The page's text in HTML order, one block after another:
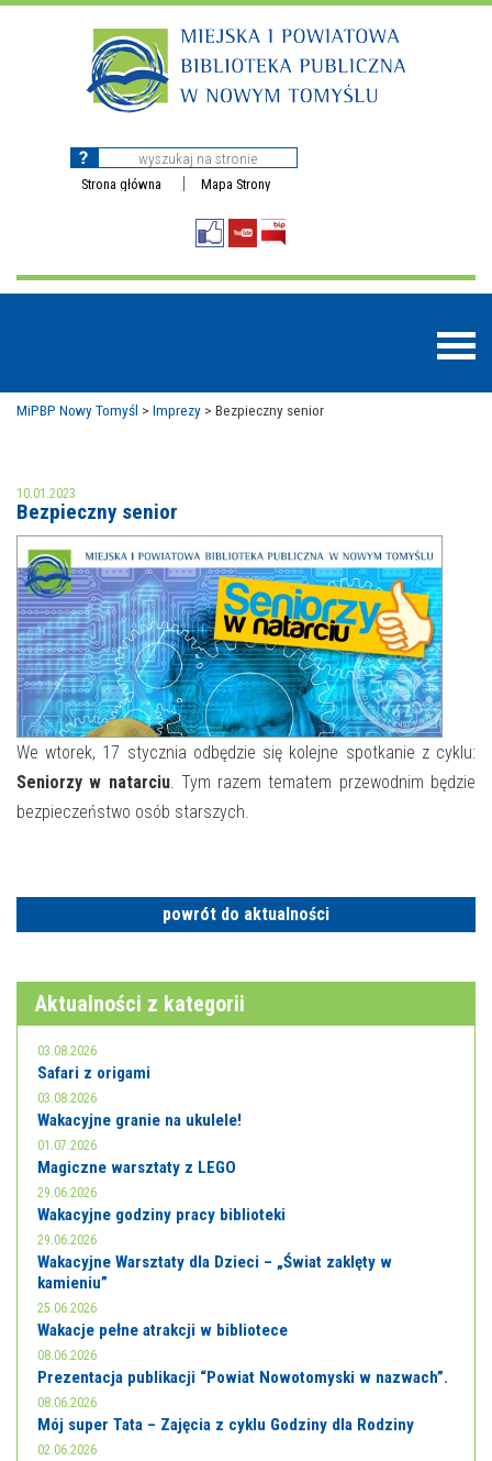
Strona główna Mapa Strony
MOJE KONTO
AKTUALNOŚCI
NAJBLIŻSZE WYDARZENIA
WYDARZENIA BIEŻĄCE
WYDARZYŁO SIĘ
NASZA OFERTA
STREFA WIEDZY O REGIONIE
STREFA KOLORU
FORMY STAŁE
NASZE FILIE
FOTO
E-INFORMATOR
MiPBP Nowy Tomyśl > Imprezy > Bezpieczny senior
10.01.2023
Bezpieczny senior
We wtorek, 17 stycznia odbędzie się kolejne spotkanie z cyklu:
Seniorzy w natarciu. Tym razem tematem przewodnim będzie
bezpieczeństwo osób starszych.
powrót do aktualności
Aktualności z kategorii
03.08.2026
Safari z origami
03.08.2026
Wakacyjne granie na ukulele!
01.07.2026
Magiczne warsztaty z LEGO
29.06.2026
Wakacyjne godziny pracy biblioteki
29.06.2026
Wakacyjne Warsztaty dla Dzieci – „Świat zaklęty w
kamieniu”
25.06.2026
Wakacje pełne atrakcji w bibliotece
08.06.2026
Prezentacja publikacji “Powiat Nowotomyski w nazwach”.
08.06.2026
Mój super Tata – Zajęcia z cyklu Godziny dla Rodziny
02.06.2026